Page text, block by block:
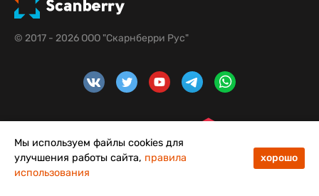
© 2017 - 2026 ООО "Скарнберри Рус"
48
Мы используем файлы cookies для
улучшения работы сайта, правила
использования
хорошо